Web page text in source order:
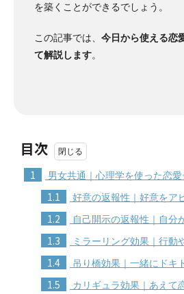
を築くことができるでしょう。
この記事では、 今日から使える恋
て解説します。
目次
1 男女共通｜心理学を使った恋愛
1.1 好意の返報性｜好意をア
1.2 自己開示の返報性｜自分
1.3 ミラーリング効果｜行動
1.4 吊り橋効果｜一緒にドキ
1.5 カリギュラ効果｜あえて